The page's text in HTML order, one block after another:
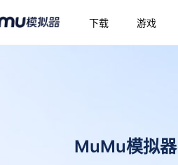
下载 游戏
MuMu模拟器